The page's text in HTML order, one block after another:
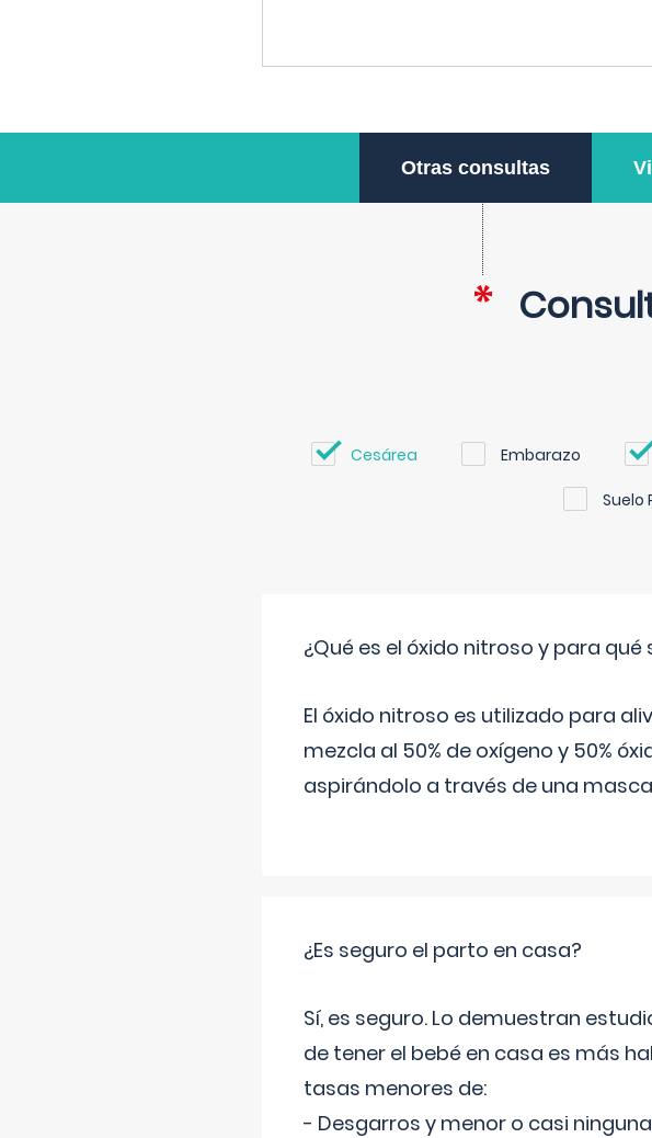
Otras consultas
Cesárea Embarazo
Suelo
¿Qué es el óxido nitroso y para qué
El óxido nitroso es utilizado para
mezcla al 50% de oxígeno y 50%
aspirándolo a través de una
¿Es seguro el parto en casa?
Sí, es seguro. Lo demuestran
de tener el bebé en casa es más
tasas menores de:
- Desgarros y menor o casi